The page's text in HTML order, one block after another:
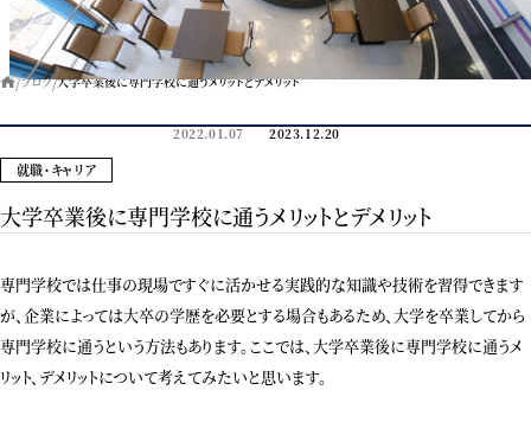
ブログ 大学卒業後に専門学校に通うメリットとデメリット
2022.01.07 2023.12.20
就職・キャリア
大学卒業後に専門学校に通うメリットとデメリット
専門学校では仕事の現場ですぐに活かせる実践的な知識や技術を習得できます
が、企業によっては大卒の学歴を必要とする場合もあるため、大学を卒業してから
専門学校に通うという方法もあります。ここでは、大学卒業後に専門学校に通うメ
リット、デメリットについて考えてみたいと思います。